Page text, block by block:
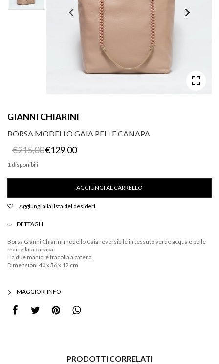
GIANNI CHIARINI
BORSA MODELLO GAIA PELLE CANAPA
€215,00 Il
prezzo
€215,00.
€129,00Il
prezzo
€129,00.
1 disponibili
Borsa
pelle
canapa
AGGIUNGI AL CARRELLO
Aggiungi alla lista dei desideri
DETTAGLI
Borsa Gianni Chiarini modello Gaia reversibile in tessuto verde acqua e pelle
martellata canapa
Ha due manici e tracolla a catena
Dimensioni 40 x 36 x 12 cm
MAGGIORI INFO
PRODOTTI CORRELATI